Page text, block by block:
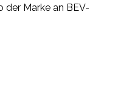
Marke an BEV-